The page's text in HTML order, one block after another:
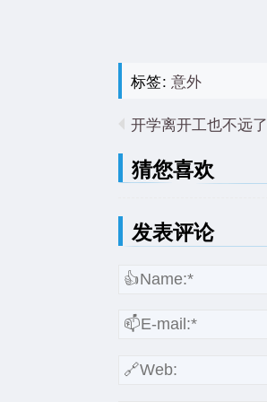
标签: 意外
开学离开工也不远了
猜您喜欢
发表评论